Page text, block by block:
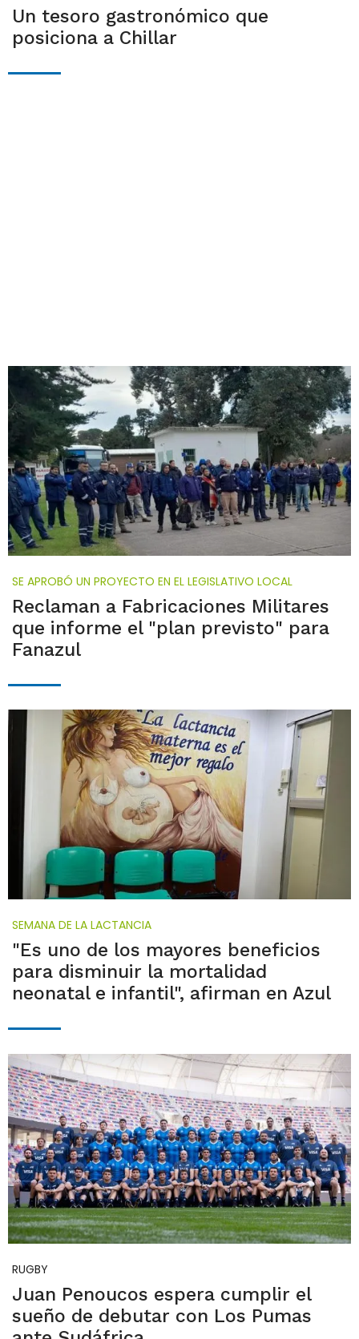
Un tesoro gastronómico que
posiciona a Chillar
SE APROBÓ UN PROYECTO EN EL LEGISLATIVO LOCAL
Reclaman a Fabricaciones Militares
que informe el "plan previsto" para
Fanazul
SEMANA DE LA LACTANCIA
"Es uno de los mayores beneficios
para disminuir la mortalidad
neonatal e infantil", afirman en Azul
RUGBY
Juan Penoucos espera cumplir el
sueño de debutar con Los Pumas